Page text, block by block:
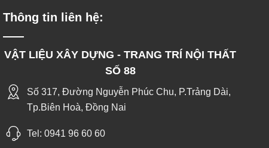
Thông tin liên hệ:
VẬT LIỆU XÂY DỰNG - TRANG TRÍ NỘI THẤT
SỐ 88
Số 317, Đường Nguyễn Phúc Chu, P.Trảng Dài,
Tp.Biên Hoà, Đồng Nai
Tel: 0941 96 60 60